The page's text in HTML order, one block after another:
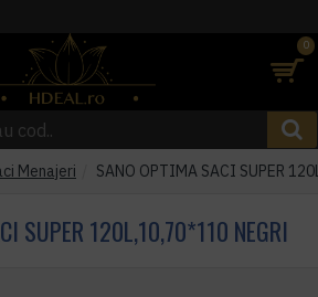
0
Menajeri SANO OPTIMA SACI SUPER
SUPER 120L,10,70*110 NEGRI